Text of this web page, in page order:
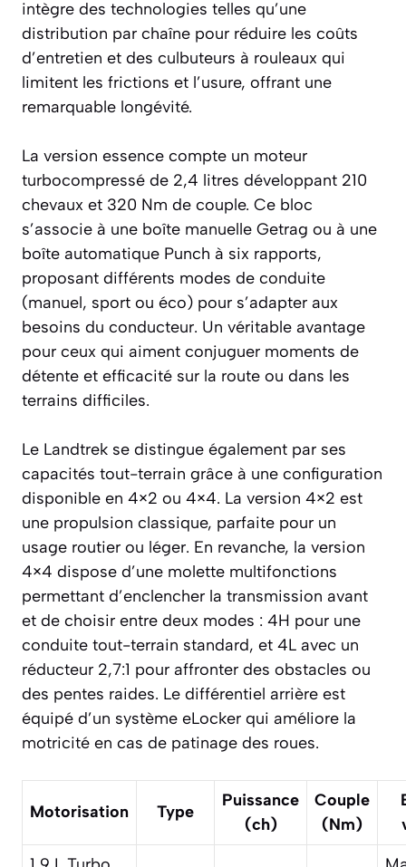
intègre des technologies telles qu’une
distribution par chaîne pour réduire les coûts
d’entretien et des culbuteurs à rouleaux qui
limitent les frictions et l’usure, offrant une
remarquable longévité.
La version essence compte un moteur
turbocompressé de 2,4 litres développant 210
chevaux et 320 Nm de couple. Ce bloc
s’associe à une boîte manuelle Getrag ou à une
boîte automatique Punch à six rapports,
proposant différents modes de conduite
(manuel, sport ou éco) pour s’adapter aux
besoins du conducteur. Un véritable avantage
pour ceux qui aiment conjuguer moments de
détente et efficacité sur la route ou dans les
terrains difficiles.
Le Landtrek se distingue également par ses
capacités tout-terrain grâce à une configuration
disponible en 4×2 ou 4×4. La version 4×2 est
une propulsion classique, parfaite pour un
usage routier ou léger. En revanche, la version
4×4 dispose d’une molette multifonctions
permettant d’enclencher la transmission avant
et de choisir entre deux modes : 4H pour une
conduite tout-terrain standard, et 4L avec un
réducteur 2,7:1 pour affronter des obstacles ou
des pentes raides. Le différentiel arrière est
équipé d’un système eLocker qui améliore la
motricité en cas de patinage des roues.
Motorisation Type
Puissance
(ch)
Couple
(Nm)